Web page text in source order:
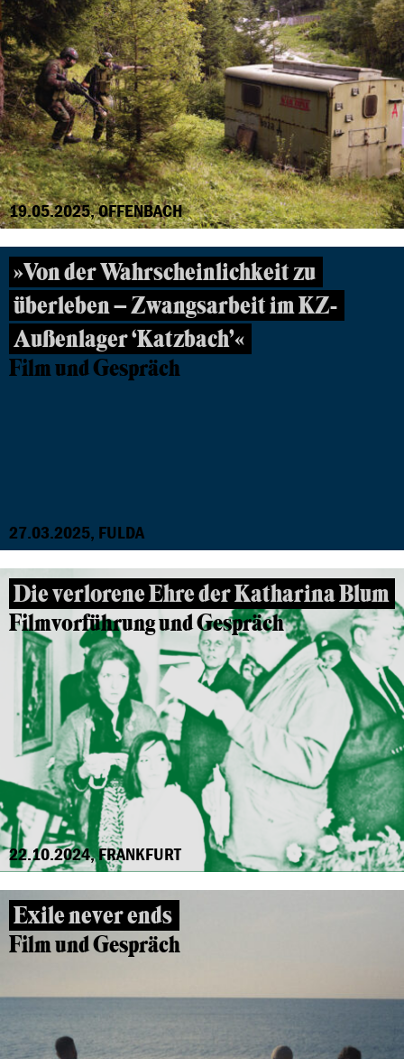
19.05.2025, OFFENBACH
»Von der Wahrscheinlichkeit zu
überleben – Zwangsarbeit im KZ-
Außenlager ‘Katzbach’«
Film und Gespräch
27.03.2025, FULDA
Die verlorene Ehre der Katharina Blum
Filmvorführung und Gespräch
22.10.2024, FRANKFURT
Exile never ends
Film und Gespräch